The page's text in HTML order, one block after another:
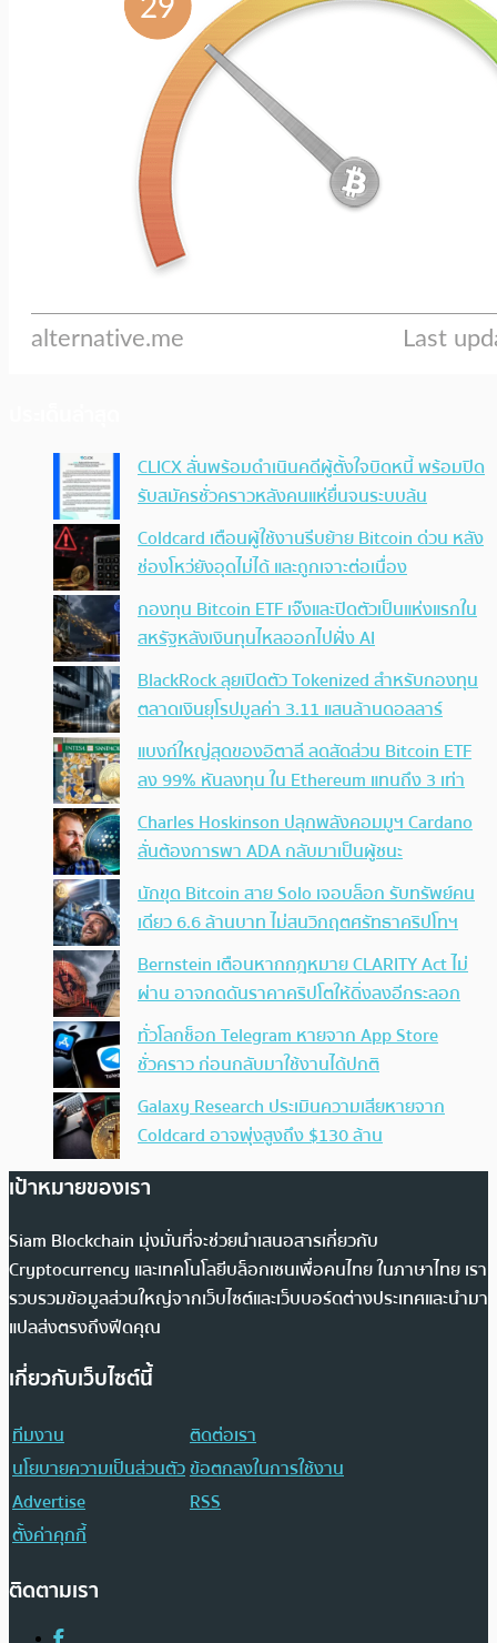
CLICX ลั่นพร้อมดำเนินคดีผู้ตั้งใจบิดหนี้ พร้อมปิด
รับสมัครชั่วคราวหลังคนแห่ยื่นจนระบบล้น
Coldcard เตือนผู้ใช้งานรีบย้าย Bitcoin ด่วน หลัง
ช่องโหว่ยังอุดไม่ได้ และถูกเจาะต่อเนื่อง
กองทุน Bitcoin ETF เจ๊งและปิดตัวเป็นแห่งแรกใน
สหรัฐหลังเงินทุนไหลออกไปฝั่ง AI
BlackRock ลุยเปิดตัว Tokenized สำหรับกองทุน
ตลาดเงินยุโรปมูลค่า 3.11 แสนล้านดอลลาร์
แบงก์ใหญ่สุดของอิตาลี ลดสัดส่วน Bitcoin ETF
ลง 99% หันลงทุน ใน Ethereum แทนถึง 3 เท่า
Charles Hoskinson ปลุกพลังคอมมูฯ Cardano
ลั่นต้องการพา ADA กลับมาเป็นผู้ชนะ
นักขุด Bitcoin สาย Solo เจอบล็อก รับทรัพย์คน
เดียว 6.6 ล้านบาท ไม่สนวิกฤตศรัทธาคริปโทฯ
Bernstein เตือนหากกฎหมาย CLARITY Act ไม่
ผ่าน อาจกดดันราคาคริปโตให้ดิ่งลงอีกระลอก
ทั่วโลกช็อก Telegram หายจาก App Store
ชั่วคราว ก่อนกลับมาใช้งานได้ปกติ
Galaxy Research ประเมินความเสียหายจาก
Coldcard อาจพุ่งสูงถึง $130 ล้าน
เป้าหมายของเรา
Siam Blockchain มุ่งมั่นที่จะช่วยนำเสนอสารเกี่ยวกับ
Cryptocurrency และเทคโนโลยีบล็อกเชนเพื่อคนไทย ในภาษาไทย เรา
รวบรวมข้อมูลส่วนใหญ่จากเว็บไซต์และเว็บบอร์ดต่างประเทศและนำมา
แปลส่งตรงถึงฟีดคุณ
เกี่ยวกับเว็บไซต์นี้
ทีมงาน
ติดต่อเรา
นโยบายความเป็นส่วนตัวข้อตกลงในการใช้งาน
Advertise
RSS
ตั้งค่าคุกกี้
ติดตามเรา